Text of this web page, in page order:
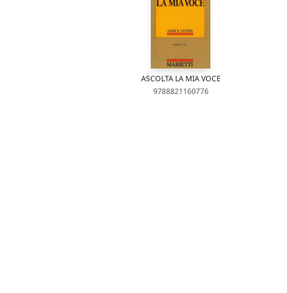
ASCOLTA LA MIA VOCE
9788821160776